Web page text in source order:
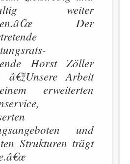
weiter
Der
Horst Zöller
â€žUnsere Arbeit
erweiterten
und
Strukturen trägt